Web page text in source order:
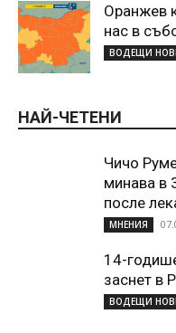
Оранжев
нас в
ВОДЕЩИ
НАЙ-ЧЕТЕНИ
Чичо
минава в
после
МНЕНИЯ
14-
заснет в
ВОДЕЩИ